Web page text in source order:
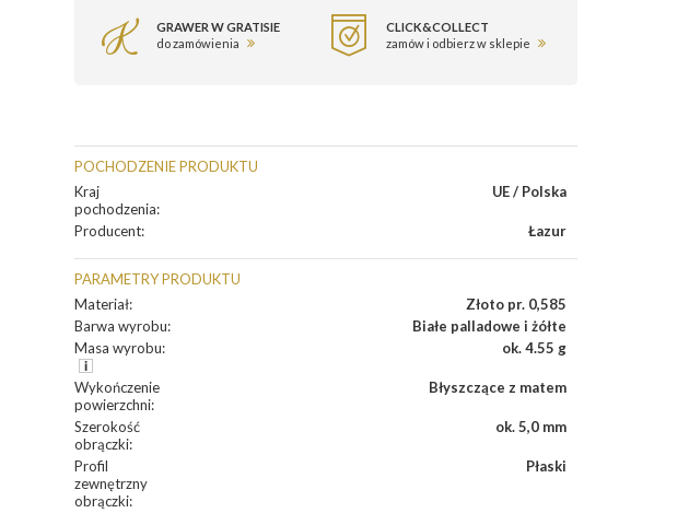
GRAWER W GRATISIE
do zamówienia
CLICK&COLLECT
zamów i odbierz w sklepie
POCHODZENIE PRODUKTU
Kraj
pochodzenia:
UE / Polska
Producent: Łazur
PARAMETRY PRODUKTU
Materiał:
Złoto pr. 0,585
Barwa wyrobu:
Białe palladowe i żółte
Masa wyrobu: ok. 4.55 g
Wykończenie
powierzchni:
Błyszczące z matem
Szerokość
obrączki:
ok. 5,0 mm
Profil
zewnętrzny
obrączki:
Płaski